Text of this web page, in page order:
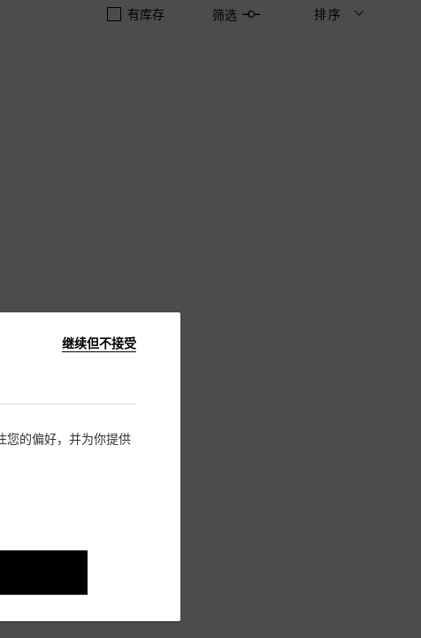
有库存 筛选 排序
继续但不接受
您的偏好，并为你提供